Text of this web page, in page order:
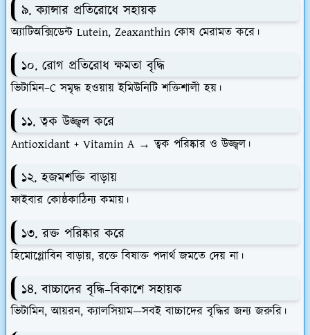
৯. ক্যান্সার প্রতিরোধে সহায়ক
অ্যাটিঅক্সিডেন্ট Lutein, Zeaxanthin কোষ মেরামত করে।
১০. রোগ প্রতিরোধ ক্ষমতা বৃদ্ধি
ভিটামিন–C সমৃদ্ধ হওয়ায় ইমিউনিটি শক্তিশালী হয়।
১১. ত্বক উজ্জ্বল করে
Antioxidant + Vitamin A → ত্বক পরিষ্কার ও উজ্জ্বল।
১২. হজমশক্তি বাড়ায়
ফাইবার কোষ্ঠকাঠিন্য কমায়।
১৩. রক্ত পরিষ্কার করে
হিমোগ্লোবিন বাড়ায়, রক্তে বিষাক্ত পদার্থ জমতে দেয় না।
১৪. বাচ্চাদের বৃদ্ধি–বিকাশে সহায়ক
ভিটামিন, আয়রন, ক্যালসিয়াম—সবই বাচ্চাদের বৃদ্ধির জন্য জরুরি।